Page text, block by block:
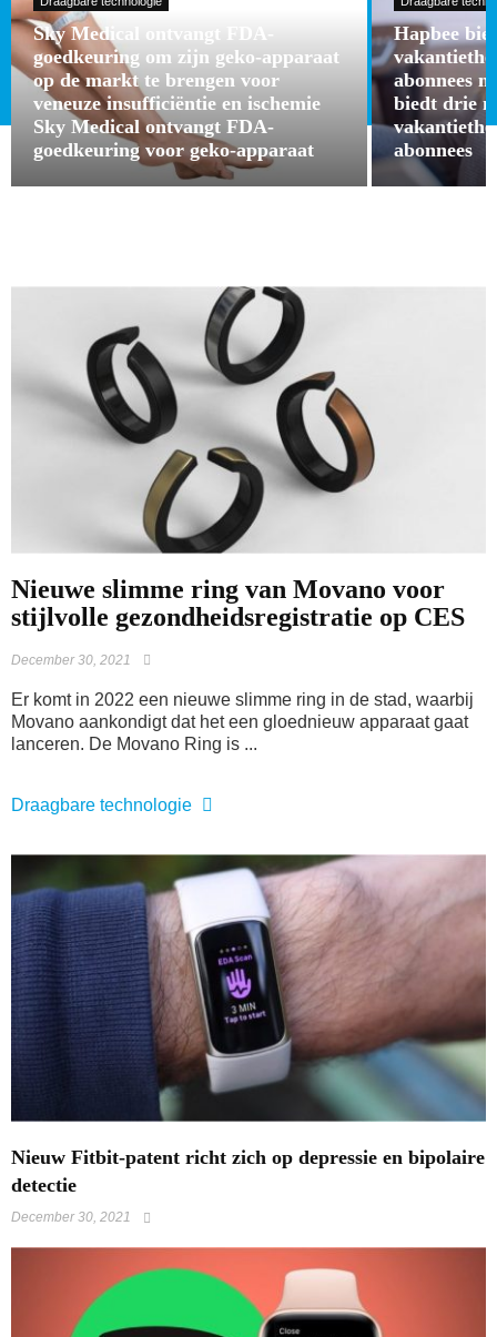
Sky Medical ontvangt FDA-
goedkeuring om zijn geko-apparaat
op de markt te brengen voor
veneuze insufficiëntie en ischemie
Sky Medical ontvangt FDA-
goedkeuring voor geko-apparaat
Hapbee
abonnees
biedt drie
abonnees
Nieuwe slimme ring van Movano voor
stijlvolle gezondheidsregistratie op CES
December 30, 2021
Er komt in 2022 een nieuwe slimme ring in de stad, waarbij
Movano aankondigt dat het een gloednieuw apparaat gaat
lanceren. De Movano Ring is ...
Draagbare technologie
​Nieuw Fitbit-patent richt zich op depressie en bipolaire
detectie
December 30, 2021